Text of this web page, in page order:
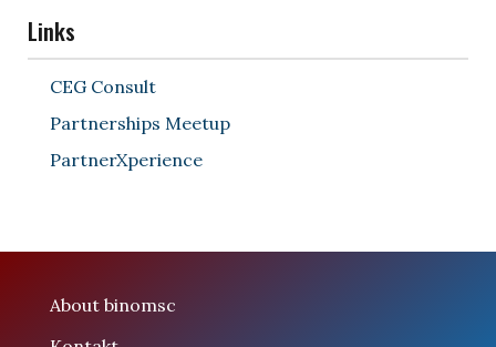
Links
CEG Consult
Partnerships Meetup
PartnerXperience
About binomsc